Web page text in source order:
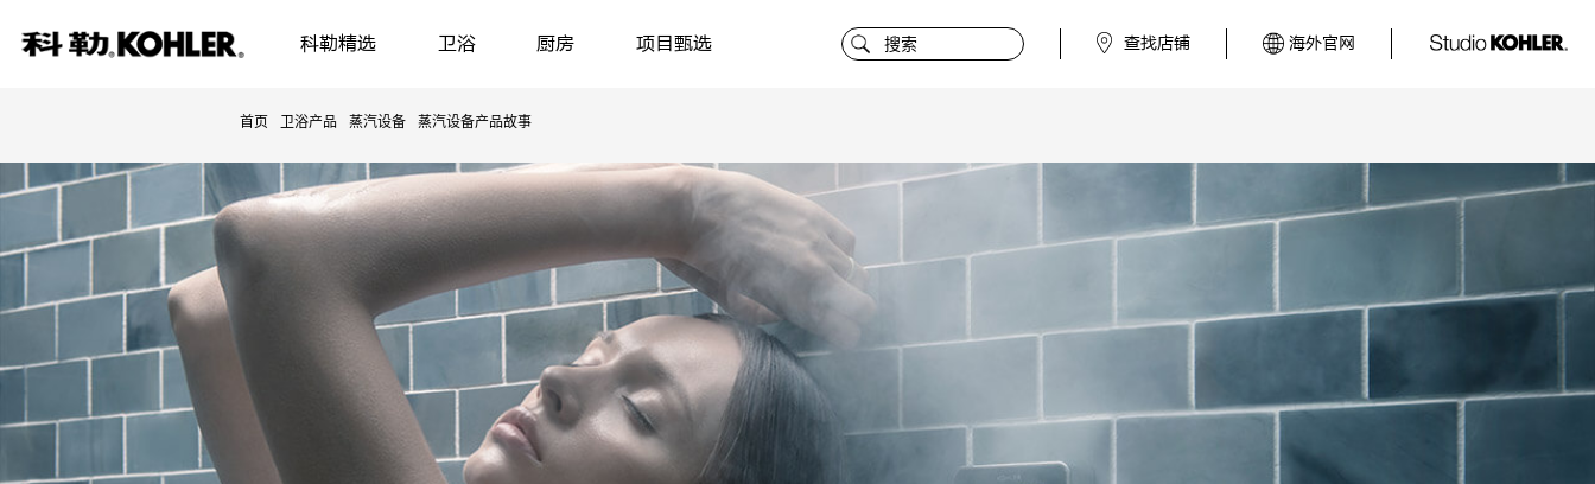
科勒精选 卫浴 厨房 项目甄选 查找店铺 海外官网
首页 卫浴产品 蒸汽设备 蒸汽设备产品故事